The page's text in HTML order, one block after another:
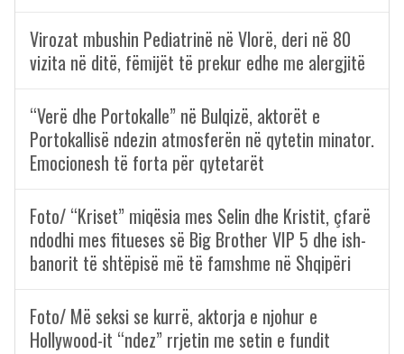
Virozat mbushin Pediatrinë në Vlorë, deri në 80
vizita në ditë, fëmijët të prekur edhe me alergjitë
“Verë dhe Portokalle” në Bulqizë, aktorët e
Portokallisë ndezin atmosferën në qytetin minator.
Emocionesh të forta për qytetarët
Foto/ “Kriset” miqësia mes Selin dhe Kristit, çfarë
ndodhi mes fitueses së Big Brother VIP 5 dhe ish-
banorit të shtëpisë më të famshme në Shqipëri
Foto/ Më seksi se kurrë, aktorja e njohur e
Hollywood-it “ndez” rrjetin me setin e fundit